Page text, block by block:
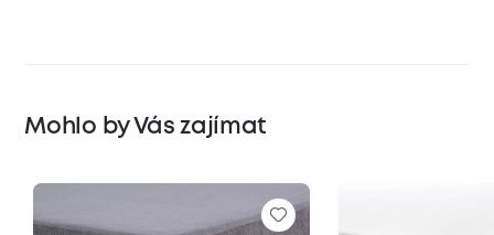
Mohlo by Vás zajímat